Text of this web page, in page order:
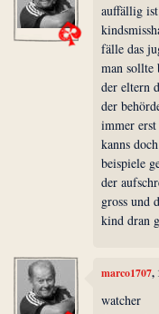
auffällig
fälle das
man sollte
der eltern
der
immer erst
kanns
beispiele
der
gross und
kind dran
marco1707,
watcher